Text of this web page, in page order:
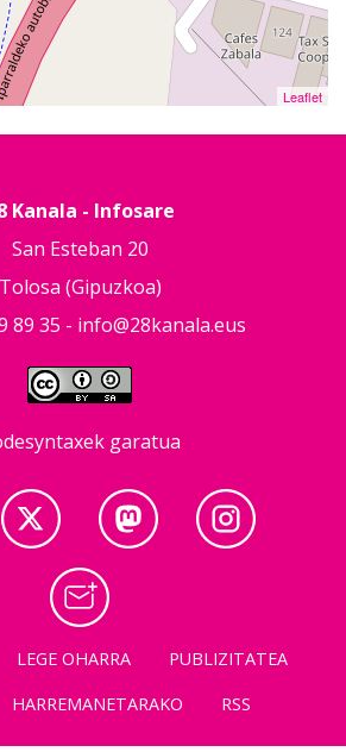
Leaflet
Kanala - Infosare
San Esteban 20
Tolosa (Gipuzkoa)
89 35 - info@28kanala.eus
garatua
LEGE OHARRA
PUBLIZITATEA
HARREMANETARAKO RSS